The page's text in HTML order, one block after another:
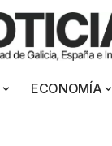
ECONOMÍA